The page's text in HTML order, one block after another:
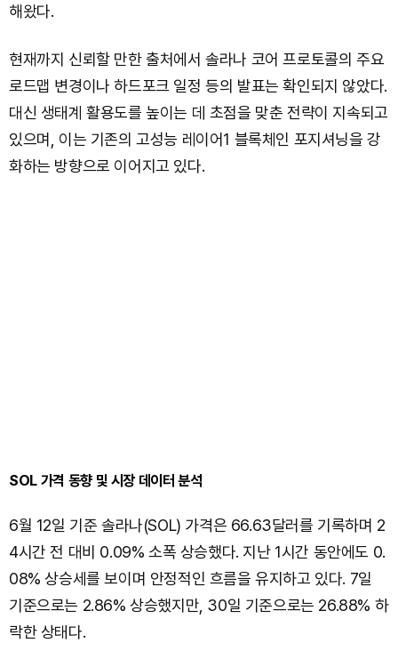
해왔다.
현재까지 신뢰할 만한 출처에서 솔라나 코어 프로토콜의 주요
로드맵 변경이나 하드포크 일정 등의 발표는 확인되지 않았다.
대신 생태계 활용도를 높이는 데 초점을 맞춘 전략이 지속되고
있으며, 이는 기존의 고성능 레이어1 블록체인 포지셔닝을 강
화하는 방향으로 이어지고 있다.
SOL 가격 동향 및 시장 데이터 분석
6월 12일 기준 솔라나(SOL) 가격은 66.63달러를 기록하며 2
4시간 전 대비 0.09% 소폭 상승했다. 지난 1시간 동안에도 0.
08% 상승세를 보이며 안정적인 흐름을 유지하고 있다. 7일
기준으로는 2.86% 상승했지만, 30일 기준으로는 26.88% 하
락한 상태다.